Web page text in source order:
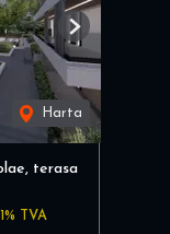
Harta
Next
terasa
TVA